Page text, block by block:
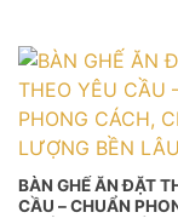
BÀN GHẾ ĂN ĐẶT
CẦU – CHUẨN